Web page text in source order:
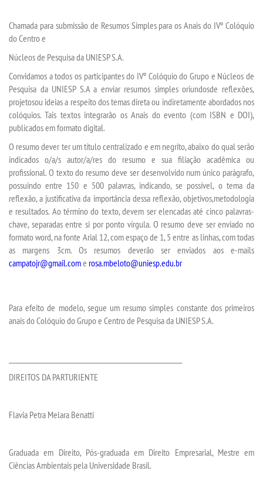
Chamada para submissãode Resumos Simples para osAnais do IVº Colóquio
do Centro e
Núcleos de Pesquisa da UNIESP S.A.
Convidamos a todos os participantes do IVº Colóquio do Grupo e Núcleos de
Pesquisa da UNIESP S.A a enviar resumos simplesoriundosde reflexões,
projetosou ideias a respeito dos temas direta ou indiretamente abordados nos
colóquios. Tais textos integrarão os Anais do evento (com ISBN e DOI),
publicadosemformato digital.
O resumo dever ter um título centralizado e em negrito, abaixo do qual serão
indicados o/a/s autor/a/res do resumo e sua filiação acadêmica ou
profissional. O texto do resumo deve ser desenvolvido num único parágrafo,
possuindo entre 150 e 500 palavras, indicando, se possível, o tema da
reflexão, a justificativa da importância dessa reflexão, objetivos,metodologia
e resultados. Ao término do texto, devem ser elencadas até cinco palavras-
chave, separadas entre si por ponto vírgula. O resumo deve ser enviado no
formato word, na fonte Arial 12, com espaço de 1, 5 entre as linhas, com todas
as margens 3cm. Os resumos deverão ser enviados aose-mails
campatojr@gmail.come rosa.mbeloto@uniesp.edu.br
Para efeito de modelo, segue um resumo simples constante dos primeiros
anais do Colóquio do Grupo e Centro de Pesquisada UNIESP S.A.
DIREITOS DA PARTURIENTE
Flavia Petra Melara Benatti
Graduada em Direito, Pós-graduada em Direito Empresarial, Mestre em
Ciências Ambientais pela Universidade Brasil.